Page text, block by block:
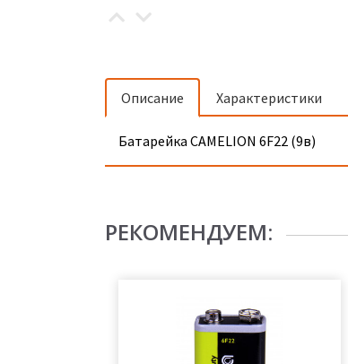
Описание Характеристики
Батарейка CAMELION 6F22 (9в)
РЕКОМЕНДУЕМ: